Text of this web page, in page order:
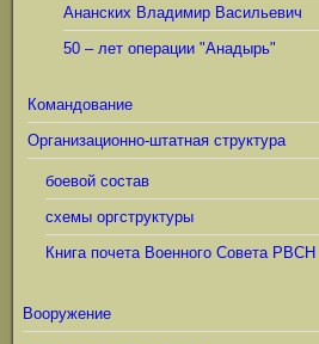
Ананских Владимир Васильевич
50 – лет операции "Анадырь"
Командование
Организационно-штатная структура
боевой состав
схемы оргструктуры
Книга почета Военного Совета РВСН
Вооружение